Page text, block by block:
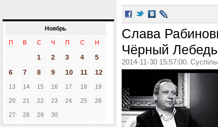
Ноябрь
П В С Ч П С Н
1 2 3 4
5
6
7 8 9 10 11 12
13 14 15 16 17 18 19
20 21 22 23 24 25 26
27 28 29 30
Слава
Чёрный
2014-11-30 15:57:00.